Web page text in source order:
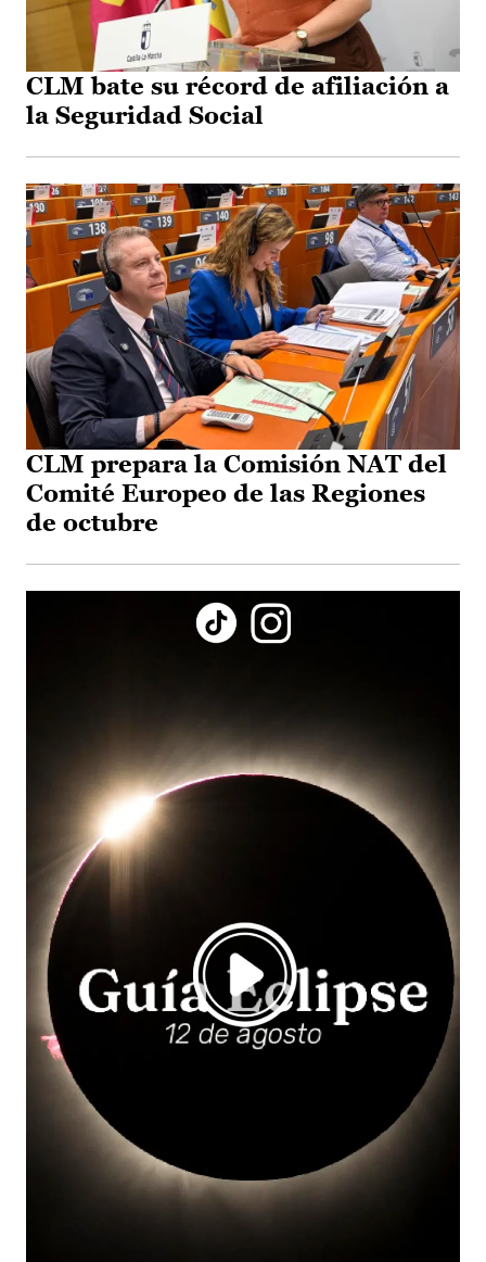
CLM bate su récord de afiliación a
la Seguridad Social
CLM prepara la Comisión NAT del
Comité Europeo de las Regiones
de octubre